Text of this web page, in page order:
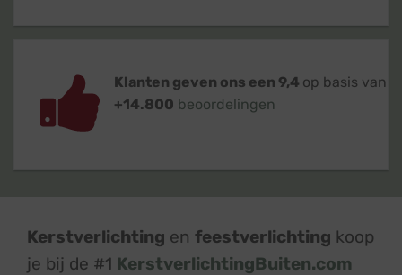
Klanten geven ons een 9,4 op basis van
+14.800 beoordelingen
Kerstverlichting en feestverlichting koop
je bij de #1 KerstverlichtingBuiten.com